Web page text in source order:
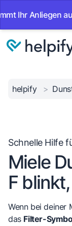
auf –
helpify >
Schnelle Hilfe
Miele
F
Wenn bei deiner
das Filter-